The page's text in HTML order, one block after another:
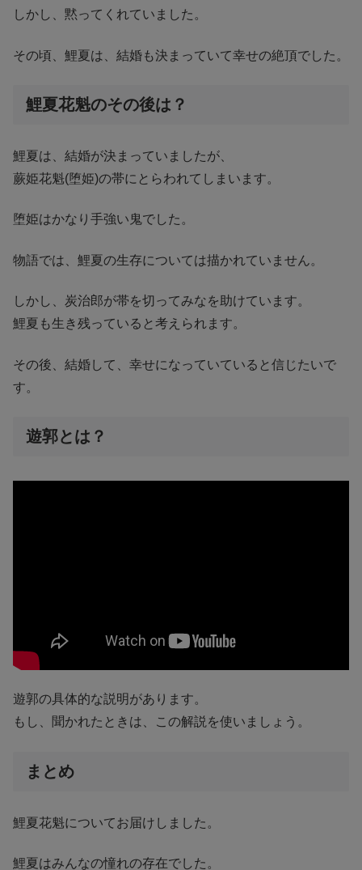
しかし、黙ってくれていました。
その頃、鯉夏は、結婚も決まっていて幸せの絶頂でした。
鯉夏花魁のその後は？
鯉夏は、結婚が決まっていましたが、
蕨姫花魁(堕姫)の帯にとらわれてしまいます。
堕姫はかなり手強い鬼でした。
物語では、鯉夏の生存については描かれていません。
しかし、炭治郎が帯を切ってみなを助けています。
鯉夏も生き残っていると考えられます。
その後、結婚して、幸せになっていていると信じたいで
す。
遊郭とは？
遊郭の具体的な説明があります。
もし、聞かれたときは、この解説を使いましょう。
まとめ
鯉夏花魁についてお届けしました。
鯉夏はみんなの憧れの存在でした。